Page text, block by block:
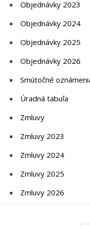
Objednávky 2023
Objednávky 2024
Objednávky 2025
Objednávky 2026
Smútočné
Úradná tabuľa
Zmluvy
Zmluvy 2023
Zmluvy 2024
Zmluvy 2025
Zmluvy 2026